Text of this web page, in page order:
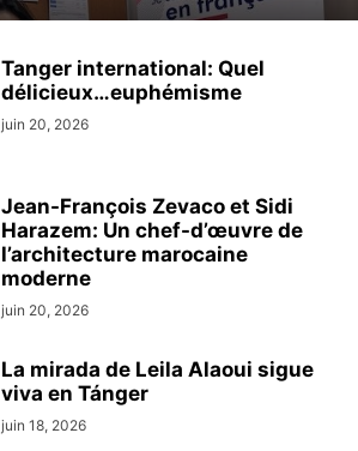
Tanger international: Quel
délicieux…euphémisme
juin 20, 2026
Jean-François Zevaco et Sidi
Harazem: Un chef-d’œuvre de
l’architecture marocaine
moderne
juin 20, 2026
La mirada de Leila Alaoui sigue
viva en Tánger
juin 18, 2026